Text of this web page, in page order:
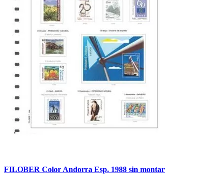
FILOBER Color Andorra Esp. 1988 sin montar